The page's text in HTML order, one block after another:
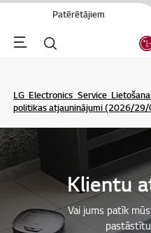
Patērētājiem
Menu Meklēt
LG Electronics Service
politikas atjauninājumi (2026/
Klientu
Vai jums patīk